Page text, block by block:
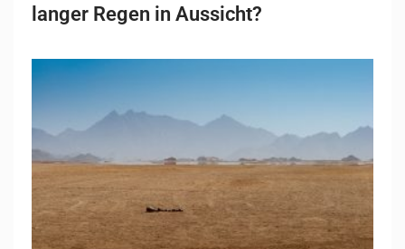
langer Regen in Aussicht?